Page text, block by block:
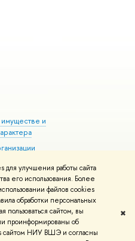
улучшения работы сайта
его использования. Более
файлов cookies
обработки персональных
пользоваться сайтом, вы
проинформированы об
сайтом НИУ ВШЭ и согласны
✖
и
здоровья
Условия использования